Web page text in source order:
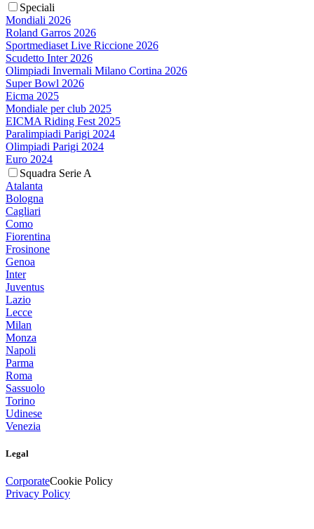
Speciali
Mondiali 2026
Roland Garros 2026
Sportmediaset Live Riccione 2026
Scudetto Inter 2026
Olimpiadi Invernali Milano Cortina 2026
Super Bowl 2026
Eicma 2025
Mondiale per club 2025
EICMA Riding Fest 2025
Paralimpiadi Parigi 2024
Olimpiadi Parigi 2024
Euro 2024
Squadra Serie A
Atalanta
Bologna
Cagliari
Como
Fiorentina
Frosinone
Genoa
Inter
Juventus
Lazio
Lecce
Milan
Monza
Napoli
Parma
Roma
Sassuolo
Torino
Udinese
Venezia
Legal
CorporateCookie Policy
Privacy Policy